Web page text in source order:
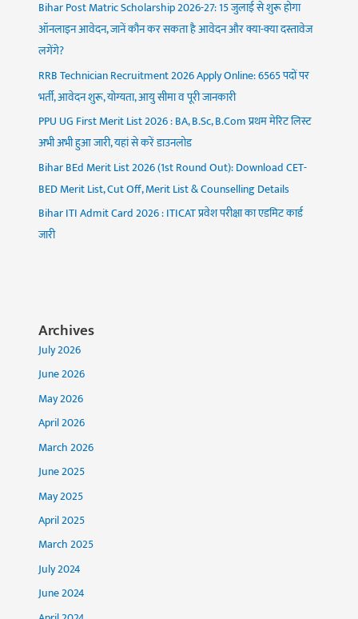
Bihar Post Matric Scholarship 2026-27: 15 जुलाई से शुरू होगा
ऑनलाइन आवेदन, जानें कौन कर सकता है आवेदन और क्या-क्या दस्तावेज
लगेंगे?
RRB Technician Recruitment 2026 Apply Online: 6565 पदों पर
भर्ती, आवेदन शुरू, योग्यता, आयु सीमा व पूरी जानकारी
PPU UG First Merit List 2026 : BA, B.Sc, B.Com प्रथम मेरिट लिस्ट
अभी अभी हुआ जारी, यहां से करें डाउनलोड
Bihar BEd Merit List 2026 (1st Round Out): Download CET-
BED Merit List, Cut Off, Merit List & Counselling Details
Bihar ITI Admit Card 2026 : ITICAT प्रवेश परीक्षा का एडमिट कार्ड
जारी
Archives
July 2026
June 2026
May 2026
April 2026
March 2026
June 2025
May 2025
April 2025
March 2025
July 2024
June 2024